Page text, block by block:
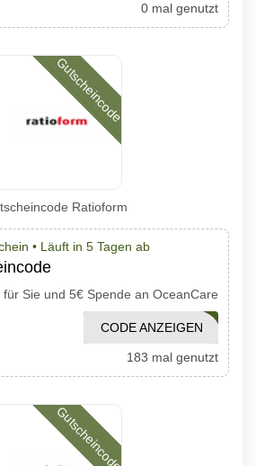
0 mal genutzt
Gutscheincode
Ratioform
• Läuft in 5 Tagen ab
Sie und 5€ Spende an OceanCare
WATER15
CODE ANZEIGEN
183 mal genutzt
Gutscheincode